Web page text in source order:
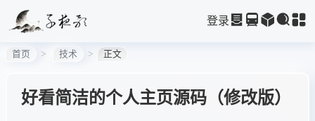
登录
首页 技术 正文
好看简洁的个人主页源码（修改版）